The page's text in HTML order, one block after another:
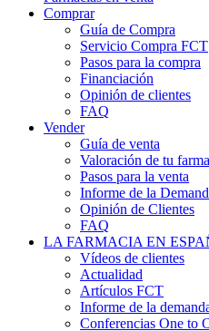
Comprar
Guía de Compra
Servicio Compra FCT
Pasos para la compra
Financiación
Opinión de clientes
FAQ
Vender
Guía de venta
Valoración de tu
Pasos para la venta
Informe de la
Opinión de Clientes
FAQ
LA FARMACIA EN
Vídeos de clientes
Actualidad
Artículos FCT
Informe de la
Conferencias One to